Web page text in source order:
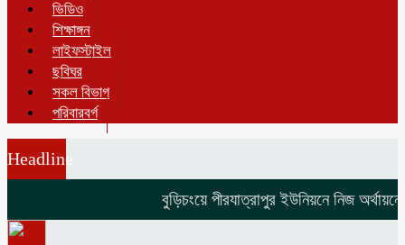
ভিডিও
শিক্ষাঙ্গন
লাইফস্টাইল
ছবিঘর
সকল বিভাগ
পরিবারবর্গ
Headline
বুড়িচংয়ে পীরযাত্রাপুর ইউনিয়নে নিজ